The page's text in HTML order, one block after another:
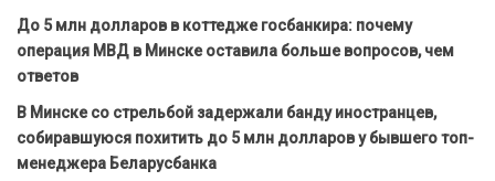
До 5 млн долларов в коттедже госбанкира: почему
операция МВД в Минске оставила больше вопросов, чем
ответов
В Минске со стрельбой задержали банду иностранцев,
собиравшуюся похитить до 5 млн долларов у бывшего топ-
менеджера Беларусбанка